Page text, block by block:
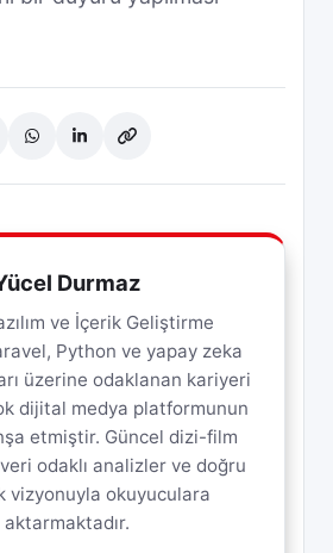
Durmaz
ve İçerik Geliştirme
Python ve yapay zeka
üzerine odaklanan kariyeri
dijital medya platformunun
etmiştir. Güncel dizi-film
odaklı analizler ve doğru
vizyonuyla okuyuculara
aktarmaktadır.